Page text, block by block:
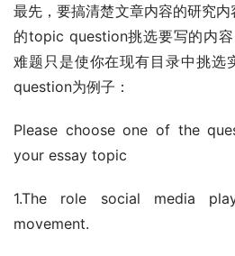
最先，要搞清楚文章内容的研究
的topic question挑选要写的内
难题只是使你在现有目录中挑
question为例子：
Please choose one of the
your essay topic
1.The role social media
movement.